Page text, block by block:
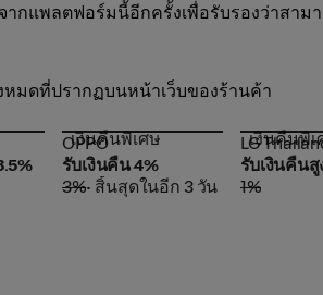
กแพลตฟอร์มนี้อีกครั้งเพื่อรับรองว่าสาม
มดที่ปรากฏบนหน้าเว็บของร้านค้า
OPPO
เงินคืนพิเศษ
OPPO
รับเงินคืน 4%
3%• สิ้นสุดในอีก 3 วัน
LG
เงินคืนพิเ
LG
รับเงินคืนสู
1%